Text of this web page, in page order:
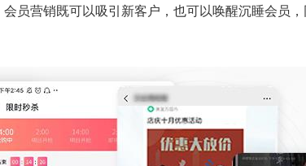
员营销既可以吸引新客户，也可以唤醒沉睡会员